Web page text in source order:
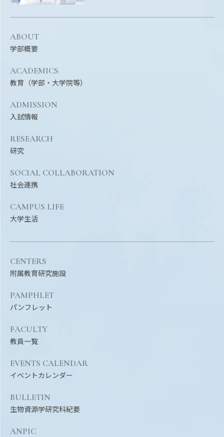
ABOUT
学部概要
ACADEMICS
教育（学部・大学院等）
ADMISSION
入試情報
RESEARCH
研究
SOCIAL COLLABORATION
社会連携
CAMPUS LIFE
大学生活
CENTERS
附属教育研究施設
PAMPHLET
パンフレット
FACULTY
教員一覧
EVENTS CALENDAR
イベントカレンダー
BULLETIN
生物資源学研究科紀要
ANPIC